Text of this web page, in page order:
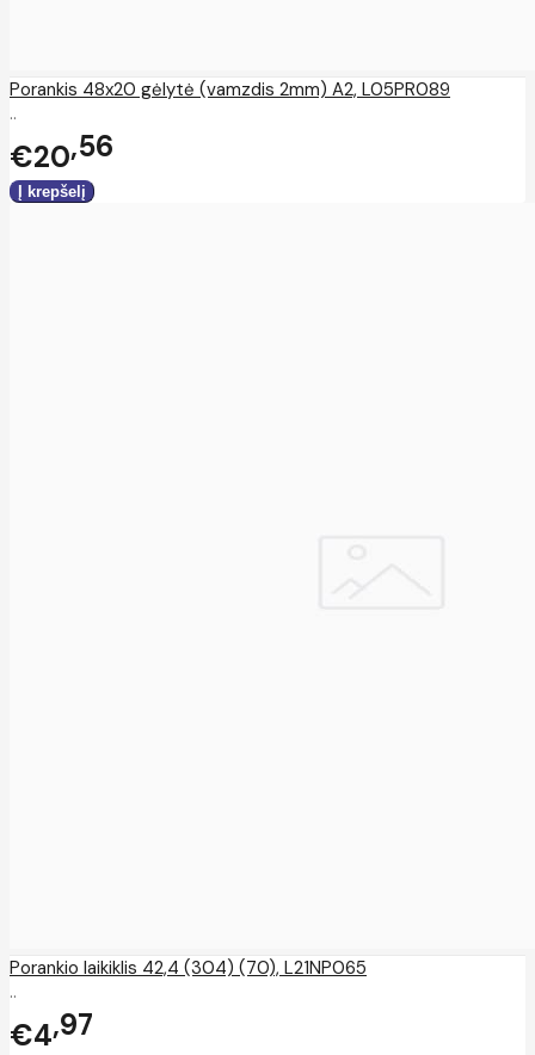
Porankis 48x20 gėlytė (vamzdis 2mm) A2, L05PR089
..
€20 56
Porankio laikiklis 42,4 (304) (70), L21NP065
..
€4 97